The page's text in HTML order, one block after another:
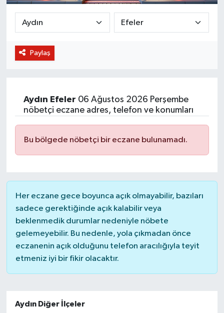
Paylaş
Aydın Efeler 06 Ağustos 2026 Perşembe
nöbetçi eczane adres, telefon ve konumları
Bu bölgede nöbetçi bir eczane bulunamadı.
Her eczane gece boyunca açık olmayabilir, bazıları
sadece gerektiğinde açık kalabilir veya
beklenmedik durumlar nedeniyle nöbete
gelemeyebilir. Bu nedenle, yola çıkmadan önce
eczanenin açık olduğunu telefon aracılığıyla teyit
etmeniz iyi bir fikir olacaktır.
Aydın Diğer İlçeler
BİLİM VE TEKNOLOJİ